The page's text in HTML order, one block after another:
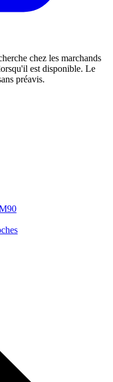
chez les marchands
est disponible. Le
préavis.